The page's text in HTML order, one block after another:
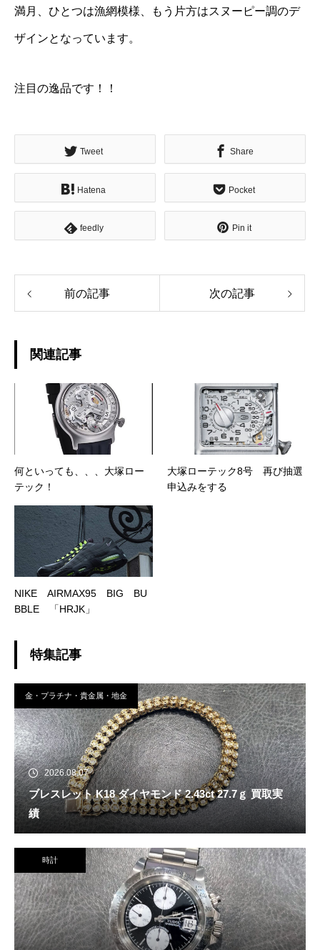
満月、ひとつは漁網模様、もう片方はスヌーピー調のデ
ザインとなっています。
注目の逸品です！！
Tweet Share
Hatena Pocket
feedly Pin it
前の記事 次の記事
関連記事
何といっても、、、大塚ロー
テック！
大塚ローテック8号 再び抽選
申込みをする
NIKE AIRMAX95 BIG BU
BBLE 「HRJK」
特集記事
金・プラチナ・貴金属・地金
2026.08.07
ブレスレット K18 ダイヤモンド 2.43ct 27.7ｇ 買取実
績
時計